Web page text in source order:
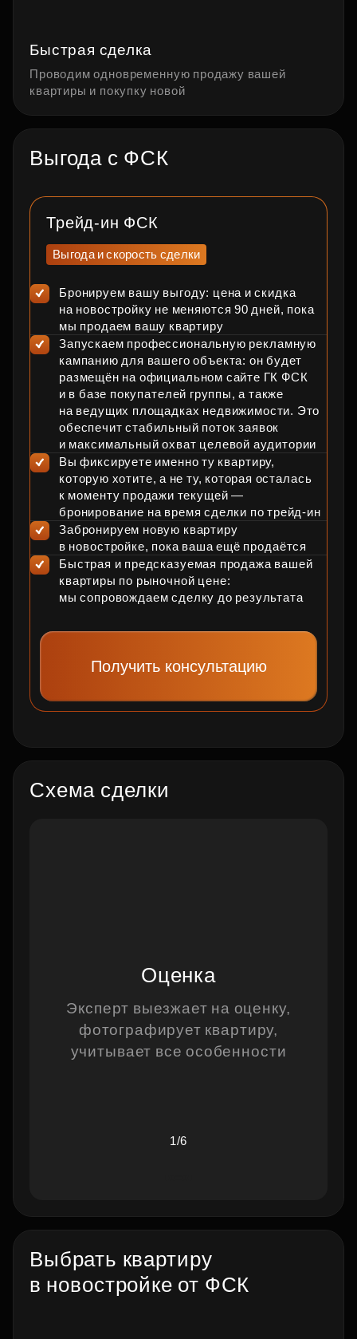
Быстрая сделка
Проводим одновременную продажу вашей
квартиры и покупку новой
Выгода с ФСК
Трейд‑ин ФСК
Выгода и скорость сделки
Бронируем вашу выгоду: цена и скидка
на новостройку не меняются 90 дней, пока
мы продаем вашу квартиру
Запускаем профессиональную рекламную
кампанию для вашего объекта: он будет
размещён на официальном сайте ГК ФСК
и в базе покупателей группы, а также
на ведущих площадках недвижимости. Это
обеспечит стабильный поток заявок
и максимальный охват целевой аудитории
Вы фиксируете именно ту квартиру,
которую хотите, а не ту, которая осталась
к моменту продажи текущей —
бронирование на время сделки по трейд‑ин
Забронируем новую квартиру
в новостройке, пока ваша ещё продаётся
Быстрая и предсказуемая продажа вашей
квартиры по рыночной цене:
мы сопровождаем сделку до результата
Получить консультацию
Схема сделки
Оценка
Эксперт выезжает на оценку,
фотографирует квартиру,
учитывает все особенности
1/6
Выбрать квартиру
в новостройке от ФСК